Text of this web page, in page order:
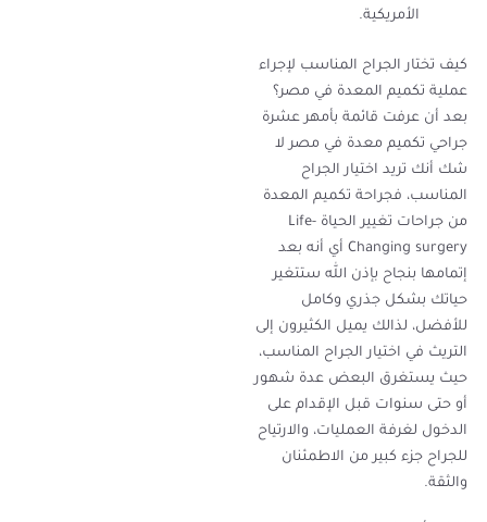
الأمريكية.
كيف تختار الجراح المناسب لإجراء
عملية تكميم المعدة في مصر؟
بعد أن عرفت قائمة بأمهر عشرة
جراحي تكميم معدة في مصر لا
شك أنك تريد اختيار الجراح
المناسب، فجراحة تكميم المعدة
من جراحات تغيير الحياة Life-
Changing surgery أي أنه بعد
إتمامها بنجاح بإذن الله ستتغير
حياتك بشكل جذري وكامل
للأفضل، لذالك يميل الكثيرون إلى
التريث في اختيار الجراح المناسب،
حيث يستغرق البعض عدة شهور
أو حتى سنوات قبل الإقدام على
الدخول لغرفة العمليات، والارتياح
للجراح جزء كبير من الاطمئنان
والثقة.